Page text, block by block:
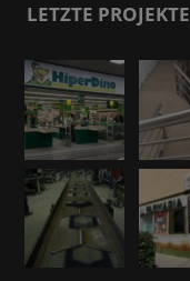
LETZTE PROJEKTE